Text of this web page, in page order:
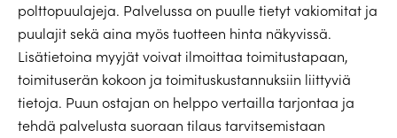
polttopuulajeja. Palvelussa on puulle tietyt vakiomitat ja
puulajit sekä aina myös tuotteen hinta näkyvissä.
Lisätietoina myyjät voivat ilmoittaa toimitustapaan,
toimituserän kokoon ja toimituskustannuksiin liittyviä
tietoja. Puun ostajan on helppo vertailla tarjontaa ja
tehdä palvelusta suoraan tilaus tarvitsemistaan